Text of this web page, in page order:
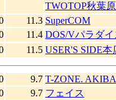
TWOTOP秋葉
11.3 SuperCOM
11.4 DOS/Vパラダ
11.5 USER'S SIDE本
9.7 T-ZONE.
9.7 フェイス